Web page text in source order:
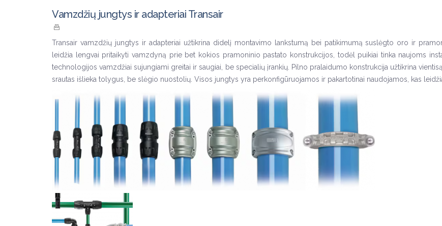
Vamzdžių jungtys ir adapteriai Transair
Transair vamzdžių jungtys ir adapteriai užtikrina didelį montavimo lankstumą bei patikimumą suslėgto oro ir
leidžia lengvai pritaikyti vamzdyną prie bet kokios pramoninio pastato konstrukcijos, todėl puikiai tinka naujoms
technologijos vamzdžiai sujungiami greitai ir saugiai, be specialių įrankių. Pilno pralaidumo konstrukcija užtikrina
srautas išlieka tolygus, be slėgio nuostolių. Visos jungtys yra perkonfigūruojamos ir pakartotinai naudojamos, kas